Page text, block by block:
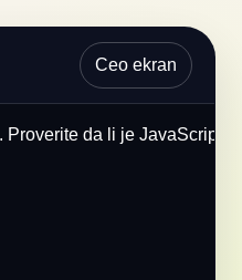
Ceo ekran
Proverite da li je JavaScript